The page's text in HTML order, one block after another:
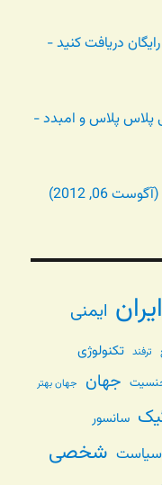
دریافت کنید -
پلاس و امبدد -
06, 2012)
ایران ایمنی
ترفند تکنولوژی
جهان جهان بهتر
سانسور
سیاست شخصی